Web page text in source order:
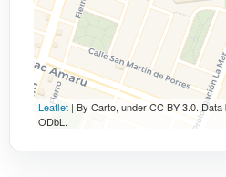
Leaflet | By Carto, under CC BY 3.0.
ODbL.